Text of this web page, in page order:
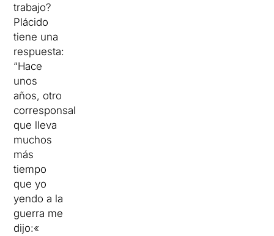
trabajo?
Plácido
tiene una
respuesta:
“Hace
unos
años, otro
corresponsal
que lleva
muchos
más
tiempo
que yo
yendo a la
guerra me
dijo:«